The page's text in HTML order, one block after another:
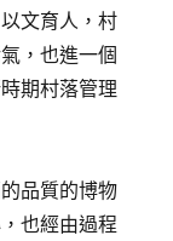
文育人，村
，也進一個
期村落管理
品質的博物
也經由過程